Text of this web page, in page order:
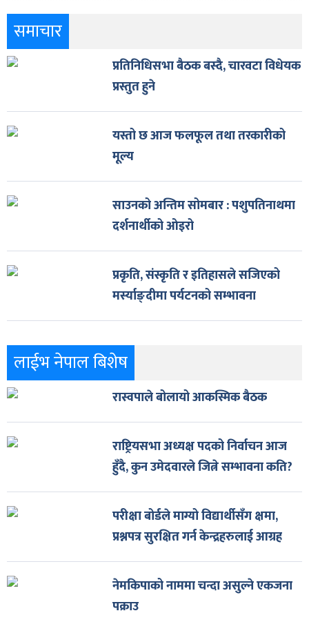
समाचार
प्रतिनिधिसभा बैठक बस्दै, चारवटा विधेयक
प्रस्तुत हुने
यस्तो छ आज फलफूल तथा तरकारीको
मूल्य
साउनको अन्तिम सोमबार : पशुपतिनाथमा
दर्शनार्थीको ओइरो
प्रकृति, संस्कृति र इतिहासले सजिएको
मर्स्याङ्दीमा पर्यटनको सम्भावना
लाईभ नेपाल बिशेष
रास्वपाले बोलायो आकस्मिक बैठक
राष्ट्रियसभा अध्यक्ष पदको निर्वाचन आज
हुँदै, कुन उमेदवारले जित्ने सम्भावना कति?
परीक्षा बोर्डले माग्यो विद्यार्थीसँग क्षमा,
प्रश्नपत्र सुरक्षित गर्न केन्द्रहरुलाई आग्रह
नेमकिपाको नाममा चन्दा असुल्ने एकजना
पक्राउ